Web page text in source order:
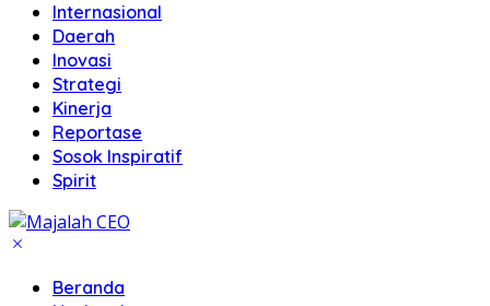
Internasional
Daerah
Inovasi
Strategi
Kinerja
Reportase
Sosok Inspiratif
Spirit
Beranda